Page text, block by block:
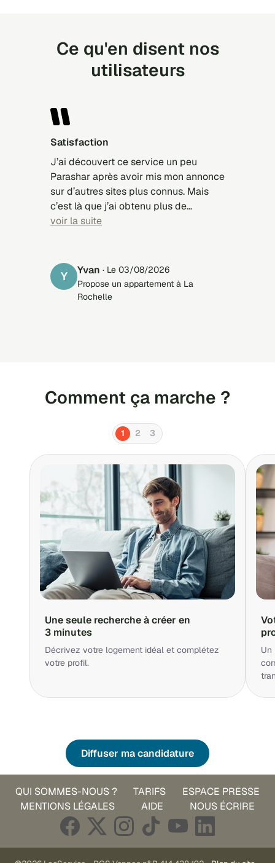
Ce qu'en disent nos
utilisateurs
Satisfaction
J’ai découvert ce service un peu
Parashar après avoir mis mon annonce
sur d’autres sites plus connus. Mais
c’est là que j’ai obtenu plus de
réponses, et finalement louer mon
satisfaisant.
voir la suite
Y Yvan · Le 03/08/2026
Propose un appartement à La
Rochelle
Comment ça marche ?
1 2 3
Une seule recherche à créer en
3 minutes
Décrivez votre logement idéal et complétez
votre profil.
Un
Diffuser ma candidature
QUI SOMMES-NOUS ? TARIFS
ESPACE PRESSE
MENTIONS LÉGALES
AIDE NOUS ÉCRIRE